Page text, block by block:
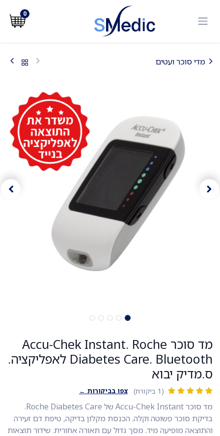
0
מדי סוכר ועטים
מד סוכר Accu-Chek Instant. Roche
Diabetes Care. Bluetooth לאפליקציה.
ס.מדיק יבוא
(1 ביקורת) צפו בביקורות ←
מד סוכר Accu-Chek Instant של Roche Diabetes Care.
בדיקת סוכר פשוטה וקלה. הכנסת מקלון בדיקה, טיפת דם זעירה
והתוצאה מופיעה מיד. מסך גדול עם תאורה אחורית. שידור תוצאות